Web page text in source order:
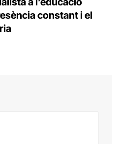
constant i el